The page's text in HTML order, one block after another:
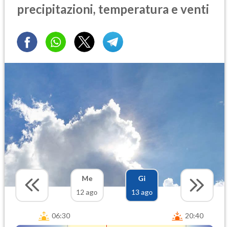
precipitazioni, temperatura e venti
Me
12 ago
Gi
13 ago
06:30 20:40